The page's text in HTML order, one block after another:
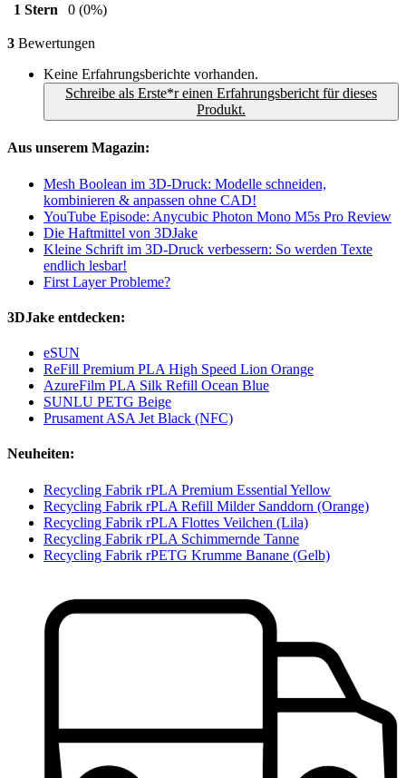
1 Stern
0 (0%)
3 Bewertungen
Keine Erfahrungsberichte vorhanden.
Schreibe als Erste*r einen Erfahrungsbericht für dieses
Produkt.
Aus unserem Magazin:
Mesh Boolean im 3D-Druck: Modelle schneiden,
kombinieren & anpassen ohne CAD!
YouTube Episode: Anycubic Photon Mono M5s Pro Review
Die Haftmittel von 3DJake
Kleine Schrift im 3D-Druck verbessern: So werden Texte
endlich lesbar!
First Layer Probleme?
3DJake entdecken:
eSUN
ReFill Premium PLA High Speed Lion Orange
AzureFilm PLA Silk Refill Ocean Blue
SUNLU PETG Beige
Prusament ASA Jet Black (NFC)
Neuheiten:
Recycling Fabrik rPLA Premium Essential Yellow
Recycling Fabrik rPLA Refill Milder Sanddorn (Orange)
Recycling Fabrik rPLA Flottes Veilchen (Lila)
Recycling Fabrik rPLA Schimmernde Tanne
Recycling Fabrik rPETG Krumme Banane (Gelb)